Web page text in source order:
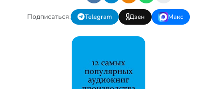
Подписаться: Telegram Дзен Макс